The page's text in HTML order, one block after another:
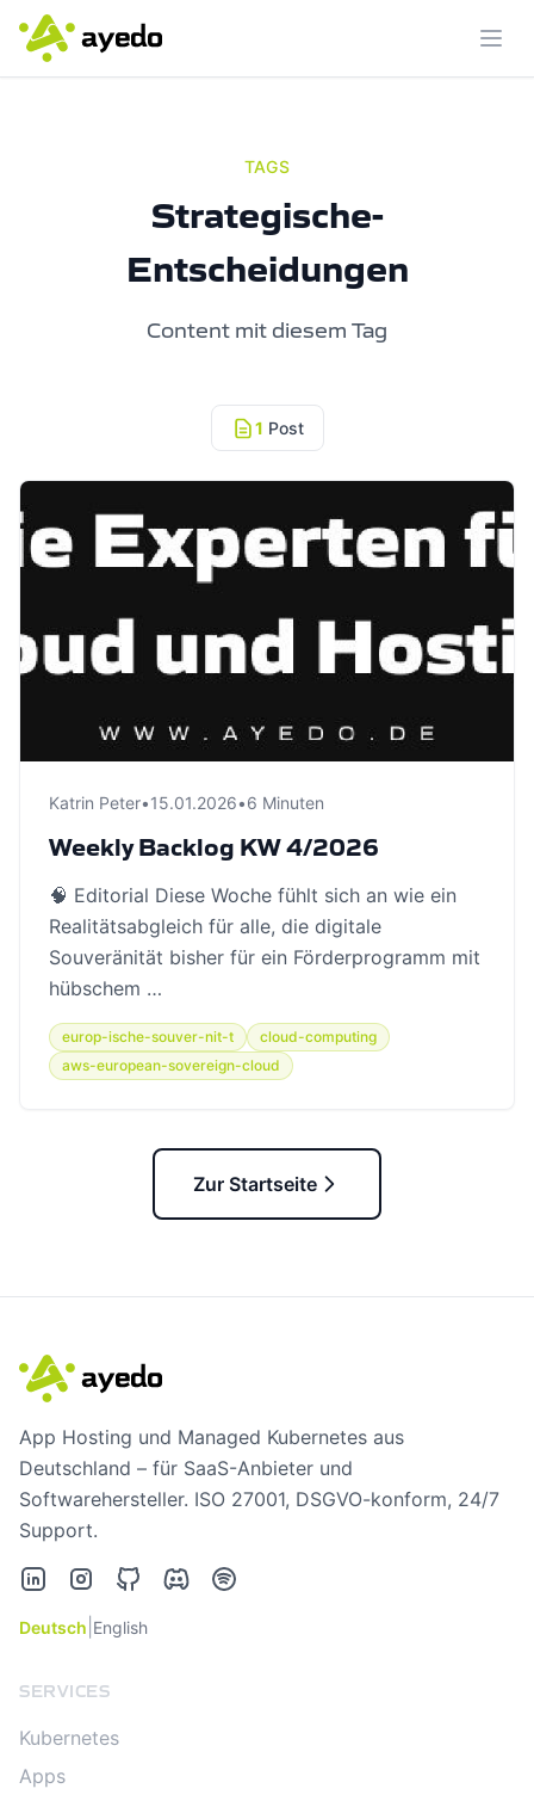
TAGS
Strategische-
Entscheidungen
Content mit diesem Tag
1 Post
Katrin Peter•15.01.2026•6 Minuten
Weekly Backlog KW 4/2026
🧠 Editorial Diese Woche fühlt sich an wie ein
Realitätsabgleich für alle, die digitale
Souveränität bisher für ein Förderprogramm mit
hübschem …
europ-ische-souver-nit-t
cloud-computing
aws-european-sovereign-cloud
Zur Startseite
App Hosting und Managed Kubernetes aus
Deutschland – für SaaS-Anbieter und
Softwarehersteller. ISO 27001, DSGVO-konform, 24/7
Support.
LinkedInInstagramGitHubDiscordSpotify
Deutsch English
SERVICES
Kubernetes
Apps